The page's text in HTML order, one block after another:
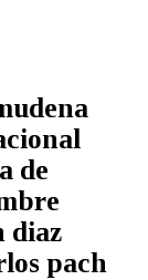
de
diaz
pach